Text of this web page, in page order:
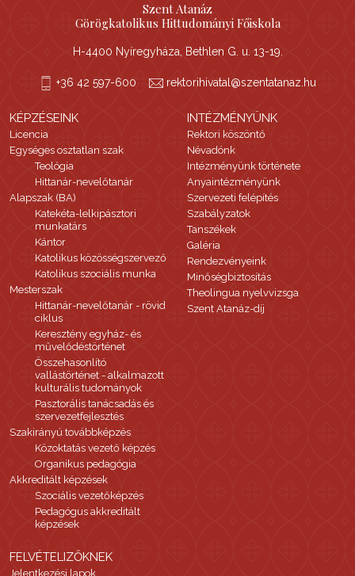
Szent Atanáz
Görögkatolikus Hittudományi Főiskola
H-4400 Nyíregyháza, Bethlen G. u. 13-19.
+36 42 597-600 rektorihivatal@szentatanaz.hu
KÉPZÉSEINK
Licencia
Egységes osztatlan szak
Teológia
Hittanár-nevelőtanár
Alapszak (BA)
Katekéta-lelkipásztori
munkatárs
Kántor
Katolikus közösségszervező
Katolikus szociális munka
Mesterszak
Hittanár-nevelőtanár - rövid
ciklus
Keresztény egyház- és
művelődéstörténet
Összehasonlító
vallástörténet - alkalmazott
kulturális tudományok
Pasztorális tanácsadás és
szervezetfejlesztés
Szakirányú továbbképzés
Közoktatás vezető képzés
Organikus pedagógia
Akkreditált képzések
Szociális vezetőképzés
Pedagógus akkreditált
képzések
INTÉZMÉNYÜNK
Rektori köszöntő
Névadónk
Intézményünk története
Anyaintézményünk
Szervezeti felépítés
Szabályzatok
Tanszékek
Galéria
Rendezvényeink
Minőségbiztosítás
Theolingua nyelvvizsga
Szent Atanáz-díj
FELVÉTELIZŐKNEK
Jelentkezési lapok